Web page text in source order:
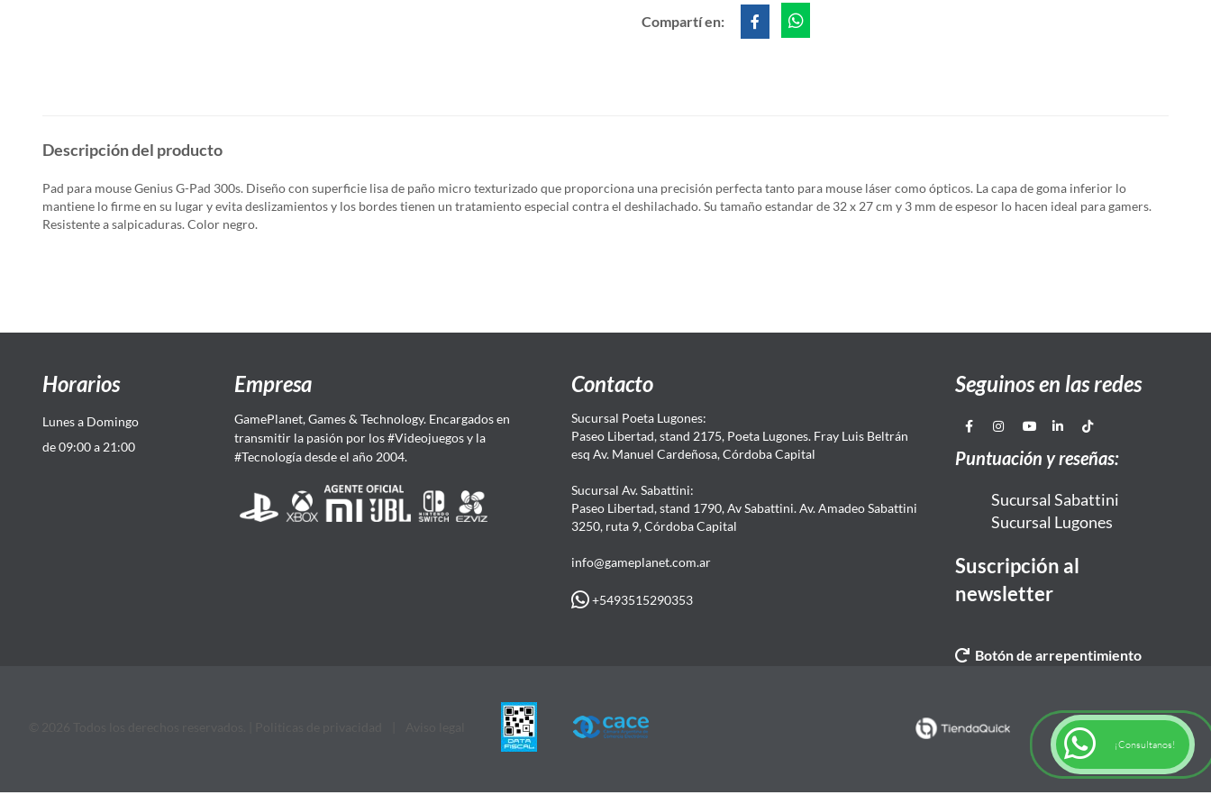
Compartí en:
Descripción del producto
Pad para mouse Genius G-Pad 300s. Diseño con superficie lisa de paño micro texturizado que proporciona una precisión perfecta tanto para mouse láser como ópticos. La capa de goma inferior lo
mantiene lo firme en su lugar y evita deslizamientos y los bordes tienen un tratamiento especial contra el deshilachado. Su tamaño estandar de 32 x 27 cm y 3 mm de espesor lo hacen ideal para gamers.
Resistente a salpicaduras. Color negro.
Horarios
Lunes a Domingo
de 09:00 a 21:00
Empresa
GamePlanet, Games & Technology. Encargados en
transmitir la pasión por los #Videojuegos y la
#Tecnología desde el año 2004.
Contacto
Sucursal Poeta Lugones:
Paseo Libertad, stand 2175, Poeta Lugones. Fray Luis Beltrán
esq Av. Manuel Cardeñosa, Córdoba Capital
Sucursal Av. Sabattini:
Paseo Libertad, stand 1790, Av Sabattini. Av. Amadeo Sabattini
3250, ruta 9, Córdoba Capital
info@gameplanet.com.ar
+5493515290353
Seguinos en las redes
Puntuación y reseñas:
Sucursal Sabattini
Sucursal Lugones
Suscripción al
newsletter
Botón de arrepentimiento
¡Consultanos!